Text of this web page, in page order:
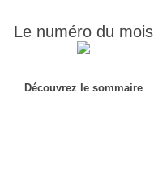
Le numéro du mois
Découvrez le sommaire